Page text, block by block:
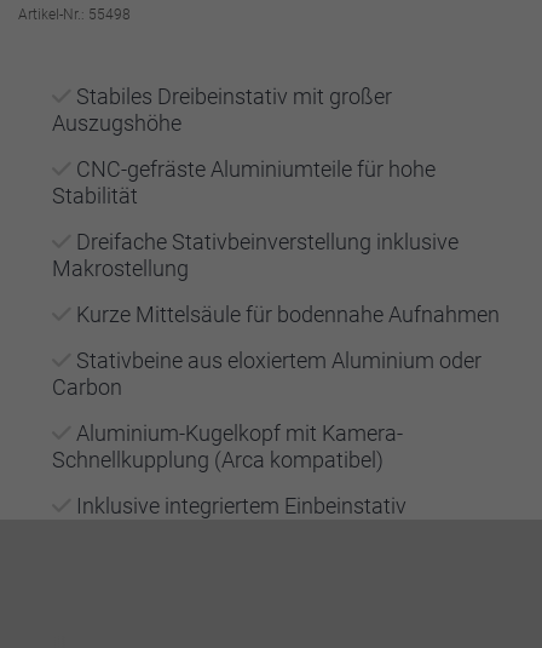
Artikel-Nr.: 55498
Stabiles Dreibeinstativ mit großer
Auszugshöhe
CNC-gefräste Aluminiumteile für hohe
Stabilität
Dreifache Stativbeinverstellung inklusive
Makrostellung
Kurze Mittelsäule für bodennahe Aufnahmen
Stativbeine aus eloxiertem Aluminium oder
Carbon
Aluminium-Kugelkopf mit Kamera-
Schnellkupplung (Arca kompatibel)
Inklusive integriertem Einbeinstativ